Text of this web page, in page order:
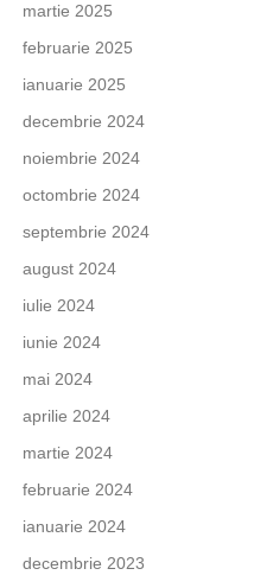
martie 2025
februarie 2025
ianuarie 2025
decembrie 2024
noiembrie 2024
octombrie 2024
septembrie 2024
august 2024
iulie 2024
iunie 2024
mai 2024
aprilie 2024
martie 2024
februarie 2024
ianuarie 2024
decembrie 2023